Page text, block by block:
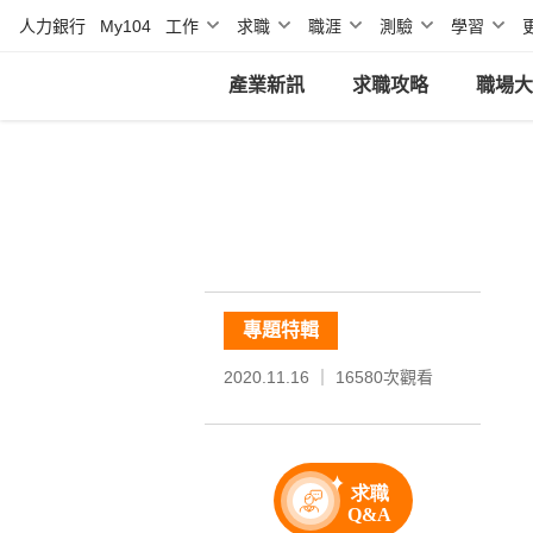
人力銀行 My104 工作 求職 職涯 測驗 學習
產業新訊 求職攻略 職場
專題特輯
2020.11.16 ｜ 16580次觀看